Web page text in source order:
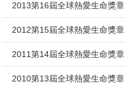
2013第16屆全球熱愛生命獎章
2012第15屆全球熱愛生命獎章
2011第14屆全球熱愛生命獎章
2010第13屆全球熱愛生命獎章